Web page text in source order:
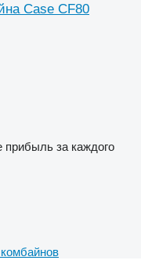
Case CF80
прибыль за каждого